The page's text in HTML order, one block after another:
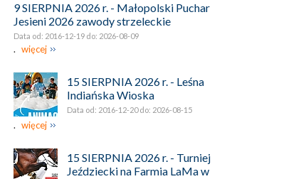
9 SIERPNIA 2026 r. - Małopolski Puchar
Jesieni 2026 zawody strzeleckie
Data od: 2016-12-19 do: 2026-08-09
. więcej
15 SIERPNIA 2026 r. - Leśna
Indiańska Wioska
Data od: 2016-12-20 do: 2026-08-15
. więcej
15 SIERPNIA 2026 r. - Turniej
Jeździecki na Farmia LaMa w